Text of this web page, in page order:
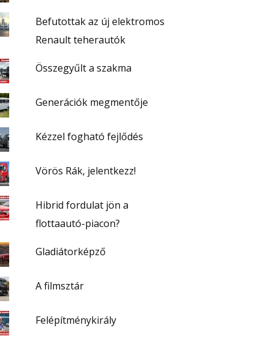
Befutottak az új elektromos
Renault teherautók
Összegyűlt a szakma
Generációk megmentője
Kézzel fogható fejlődés
Vörös Rák, jelentkezz!
Hibrid fordulat jön a
flottaautó-piacon?
Gladiátorképző
A filmsztár
Felépítménykirály